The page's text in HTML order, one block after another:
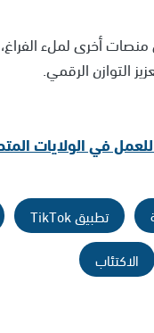
أخرى لملء
التوازن الرقمي.
في الولايات
تطبيق TikTok
الاكتئاب